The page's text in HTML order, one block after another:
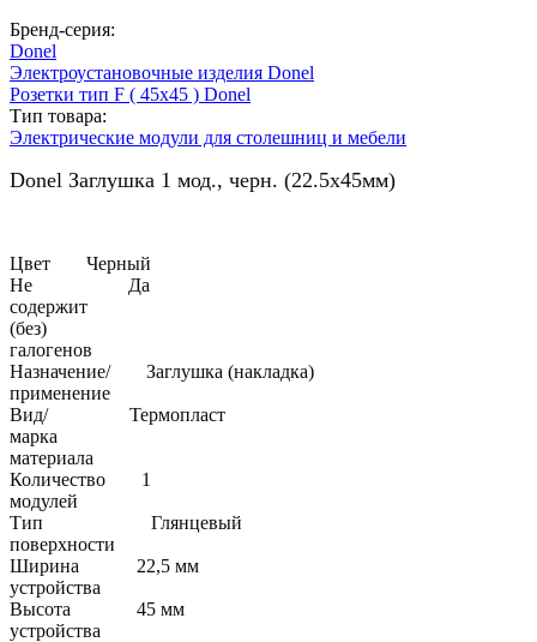
Бренд-серия:
Donel
Электроустановочные изделия Donel
Розетки тип F ( 45х45 ) Donel
Тип товара:
Электрические модули для столешниц и мебели
Donel Заглушка 1 мод., черн. (22.5х45мм)
Цвет
Черный
Не
содержит
(без)
галогенов
Да
Назначение/
применение
Заглушка (накладка)
Вид/
марка
материала
Термопласт
Количество
модулей
1
Тип
поверхности
Глянцевый
Ширина
устройства
22,5 мм
Высота
устройства
45 мм